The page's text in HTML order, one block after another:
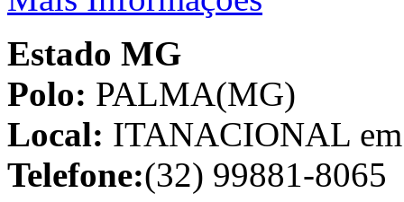
Estado MG
Polo: PALMA(MG)
Local: ITANACIONAL
Telefone:(32) 99881-8065